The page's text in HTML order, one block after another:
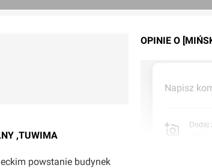
,TUWIMA
powstanie budynek
OPINIE O
Napisz
Dodaj